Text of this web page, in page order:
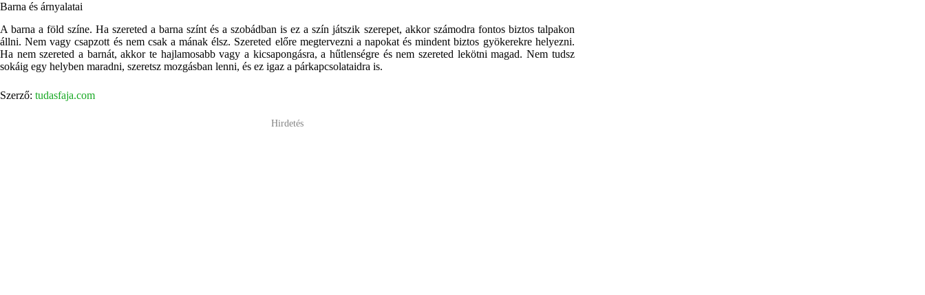
Barna és árnyalatai
A barna a föld színe. Ha szereted a barna színt és a szobádban is ez a szín játszik szerepet, akkor számodra fontos biztos talpakon
állni. Nem vagy csapzott és nem csak a mának élsz. Szereted előre megtervezni a napokat és mindent biztos gyökerekre helyezni.
Ha nem szereted a barnát, akkor te hajlamosabb vagy a kicsapongásra, a hűtlenségre és nem szereted lekötni magad. Nem tudsz
sokáig egy helyben maradni, szeretsz mozgásban lenni, és ez igaz a párkapcsolataidra is.
Szerző: tudasfaja.com
Hirdetés